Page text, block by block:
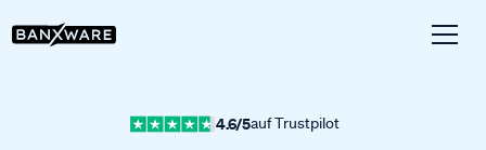
4.6/5auf Trustpilot